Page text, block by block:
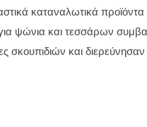
καταναλωτικά
ψώνια και τεσσάρων
σκουπιδιών και